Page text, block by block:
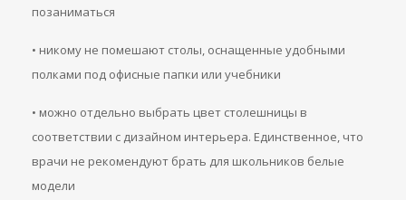
позаниматься
• никому не помешают столы, оснащенные удобными
полками под офисные папки или учебники
• можно отдельно выбрать цвет столешницы в
соответствии с дизайном интерьера. Единственное, что
врачи не рекомендуют брать для школьников белые
модели